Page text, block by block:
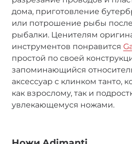
дома, приготовление
или потрошение рыбы
рыбалки. Ценителям
инструментов понравится
простой по своей
запоминающийся
аксессуар с клинком танто,
как взрослому, так и
увлекающемуся ножами.